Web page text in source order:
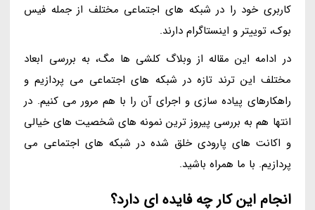
کاربری خود را در شبکه های اجتماعی مختلف از جمله فیس
بوک، توییتر و اینستاگرام دارند.
در ادامه این مقاله از وبلاگ کلشی ها مگ، به بررسی ابعاد
مختلف این ترند تازه در شبکه های اجتماعی می پردازیم و
راهکارهای پیاده سازی و اجرای آن را با هم مرور می کنیم. در
انتها هم به بررسی پیروز ترین نمونه های شخصیت های خیالی
و اکانت های پارودی خلق شده در شبکه های اجتماعی می
پردازیم. با ما همراه باشید.
انجام این کار چه فایده ای دارد؟